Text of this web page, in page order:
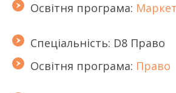
Освітня програма:
Спеціальність: D8 Право
Освітня програма: Право